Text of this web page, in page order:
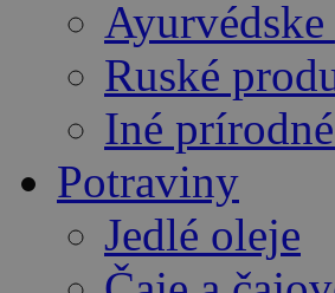
Ruské
Iné
Potraviny
Jedlé oleje